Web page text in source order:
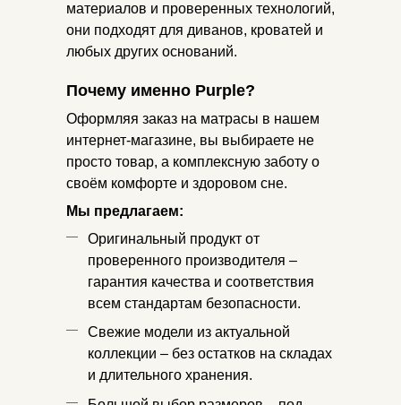
материалов и проверенных технологий,
они подходят для диванов, кроватей и
любых других оснований.
Почему именно Purple?
Оформляя заказ на матрасы в нашем
интернет-магазине, вы выбираете не
просто товар, а комплексную заботу о
своём комфорте и здоровом сне.
Мы предлагаем:
Оригинальный продукт от
проверенного производителя –
гарантия качества и соответствия
всем стандартам безопасности.
Свежие модели из актуальной
коллекции – без остатков на складах
и длительного хранения.